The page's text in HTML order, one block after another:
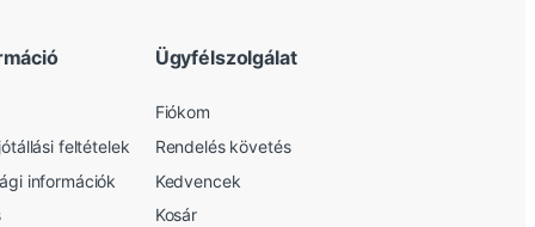
feltételek
információk
Ügyfélszolgálat
Fiókom
Rendelés követés
Kedvencek
Kosár